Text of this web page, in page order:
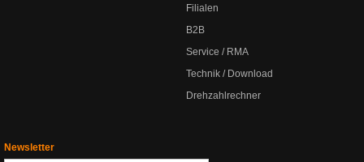
Filialen
B2B
Service / RMA
Technik / Download
Drehzahlrechner
Newsletter